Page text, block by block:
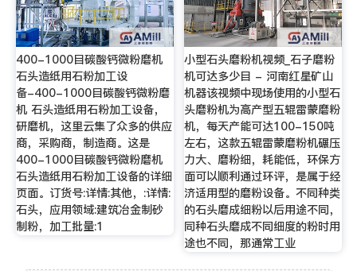
400-1000目碳酸钙微粉磨机
石头造纸用石粉加工设
备-400-1000目碳酸钙微粉磨
机 石头造纸用石粉加工设备，
研磨机，这里云集了众多的供应
商，采购商，制造商。这是
400-1000目碳酸钙微粉磨机
石头造纸用石粉加工设备的详细
页面。订货号:详情:其他，:详情:
石头，应用领域:建筑冶金制砂
制粉，加工批量:1
小型石头磨粉机视频_石子磨粉
机可达多少目 - 河南红星矿山
机器该视频中现场使用的小型石
头磨粉机为高产型五辊雷蒙磨粉
机，每天产能可达100-150吨
左右，这款五辊雷蒙磨粉机碾压
力大、磨粉细，耗能低，环保方
面可以顺利通过环评，是属于经
济适用型的磨粉设备。不同种类
的石头磨成细粉以后用途不同，
同种石头磨成不同细度的粉时用
途也不同，那通常工业